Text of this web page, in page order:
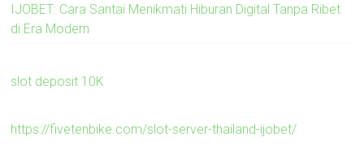
IJOBET: Cara Santai Menikmati Hiburan Digital Tanpa Ribet
di Era Modern
slot deposit 10K
https://fivetenbike.com/slot-server-thailand-ijobet/